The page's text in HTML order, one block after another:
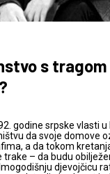
s tragom
godine srpske vlasti
da svoje domove
a da tokom
trake – da budu
djevojčicu